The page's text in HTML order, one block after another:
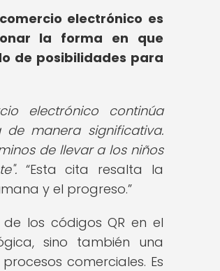
electrónico es
la forma en que
de posibilidades para
electrónico continúa
manera significativa.
de llevar a los niños
Esta cita resalta la
y el progreso.
los códigos QR en el
sino también una
comerciales. Es